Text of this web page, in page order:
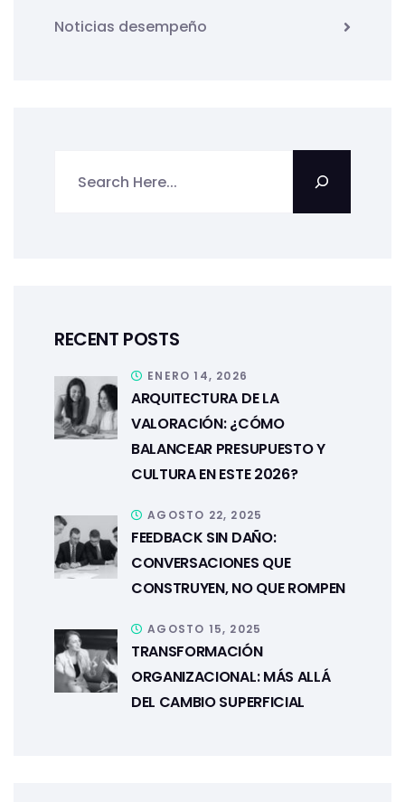
Noticias desempeño
RECENT POSTS
ARQUITECTURA DE LA
VALORACIÓN: ¿CÓMO
BALANCEAR PRESUPUESTO Y
CULTURA EN ESTE 2026?
ENERO 14, 2026
FEEDBACK SIN DAÑO:
CONVERSACIONES QUE
CONSTRUYEN, NO QUE ROMPEN
AGOSTO 22, 2025
TRANSFORMACIÓN
ORGANIZACIONAL: MÁS ALLÁ
DEL CAMBIO SUPERFICIAL
AGOSTO 15, 2025